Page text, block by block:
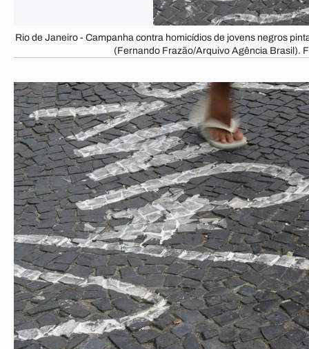
Rio de Janeiro - Campanha contra homicídios de jovens negros
(Fernando Frazão/Arquivo Agência Brasil).